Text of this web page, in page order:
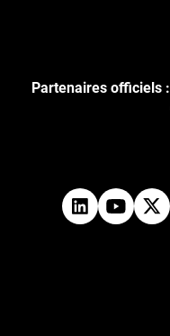
Partenaires officiels :